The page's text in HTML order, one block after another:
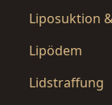
Liposuktion
Lipödem
Lidstraffung